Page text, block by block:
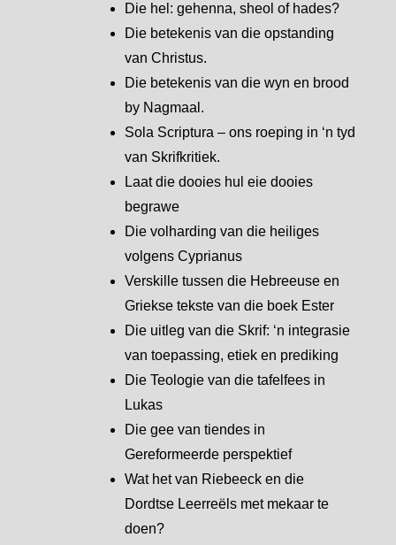
Die hel: gehenna, sheol of hades?
Die betekenis van die opstanding
van Christus.
Die betekenis van die wyn en brood
by Nagmaal.
Sola Scriptura – ons roeping in ‘n tyd
van Skrifkritiek.
Laat die dooies hul eie dooies
begrawe
Die volharding van die heiliges
volgens Cyprianus
Verskille tussen die Hebreeuse en
Griekse tekste van die boek Ester
Die uitleg van die Skrif: ‘n integrasie
van toepassing, etiek en prediking
Die Teologie van die tafelfees in
Lukas
Die gee van tiendes in
Gereformeerde perspektief
Wat het van Riebeeck en die
Dordtse Leerreëls met mekaar te
doen?